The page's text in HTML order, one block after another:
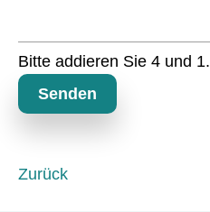
h
f
d
Bitte addieren Sie 4 und 1.
Senden
Zurück